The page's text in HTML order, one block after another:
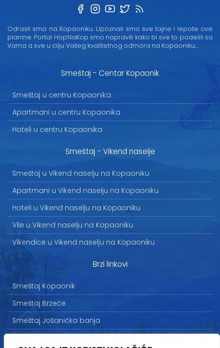
Odrasli smo na Kopaoniku. Upoznali smo sve tajne i lepote ove
planine. Portal HopNaKop smo napravili kako bi sve to podelili sa
Vama a sve u cilju Vašeg kvalitetnog odmora na Kopaoniku...
Smeštaj - Centar Kopaonik
Smeštaj u centru Kopaonika
Apartmani u centru Kopaonika
Hoteli u centru Kopaonika
Smeštaj - Vikend naselje
Smeštaj u Vikend naselju na Kopaoniku
Apartmani u Vikend naselju na Kopaoniku
Hoteli u Vikend naselju na Kopaoniku
Vile u Vikend naselju na Kopaoniku
Vikendice u Vikend naselju na Kopaoniku
Brzi linkovi
Smeštaj Kopaonik
Smeštaj Brzeće
Smeštaj Jošanička banja